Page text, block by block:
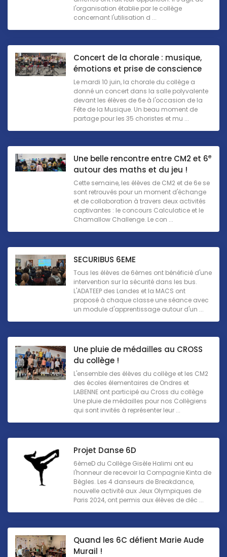
l'organisation établie par le collège
concernant l'utilisation d ...
Concert de la chorale : musique,
émotions et prise de conscience
Le mardi 10 juin, la chorale du collège a
donné un concert dans la salle polyvalente
devant les élèves de 6e à l'occasion de la
Fête de la Musique. Un beau moment de
partage pour les 35 choristes et mu ...
Une belle rencontre entre CM2 et 6e
autour des maths et du jeu !
Cette semaine, les élèves de CM2 et de 6e se
sont retrouvés pour un moment d'échange
et de collaboration à travers deux activités
captivantes : le concours Calculatice et le
Chamallow Challenge. Le con ...
SECURIBUS 6EME
Tous les élèves de 6èmes ont bénéficié d'une
intervention sur la sécurité dans les bus.
L'ADATEEP des Landes et la MACS ont
proposé à chaque classe une séance avec
un module d'apprentissage autour d'un ...
Une pluie de médailles au CROSS
du collège !
L'ensemble des élèves du collège et les CM2
des écoles élementaires de Ondres et
LABENNE ont participé au Cross du collège
Une pluie de médailles pour nos Collègiens
qui sont invités à représenter leur ...
Projet Danse 6D
6èmeD du Collège Gisèle Halimi ont eu
l'honneur de recevoir la Compagnie Kinta de
Bègles. Les 4 danseurs de Breakdance,
nouvelle activité aux Jeux Olympiques de
Paris 2024, ont permis aux élèves de déc ...
Quand les 6C défient Marie Aude
Murail !